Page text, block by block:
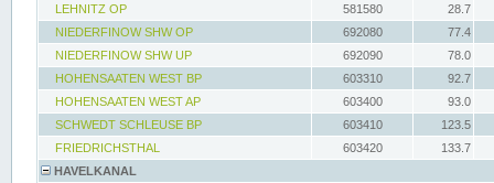
LEHNITZ OP
581580
28.7
NIEDERFINOW SHW OP
692080
77.4
NIEDERFINOW SHW UP
692090
78.0
HOHENSAATEN WEST BP
603310
92.7
HOHENSAATEN WEST AP
603400
93.0
SCHWEDT SCHLEUSE BP
603410
123.5
FRIEDRICHSTHAL
603420
133.7
HAVELKANAL